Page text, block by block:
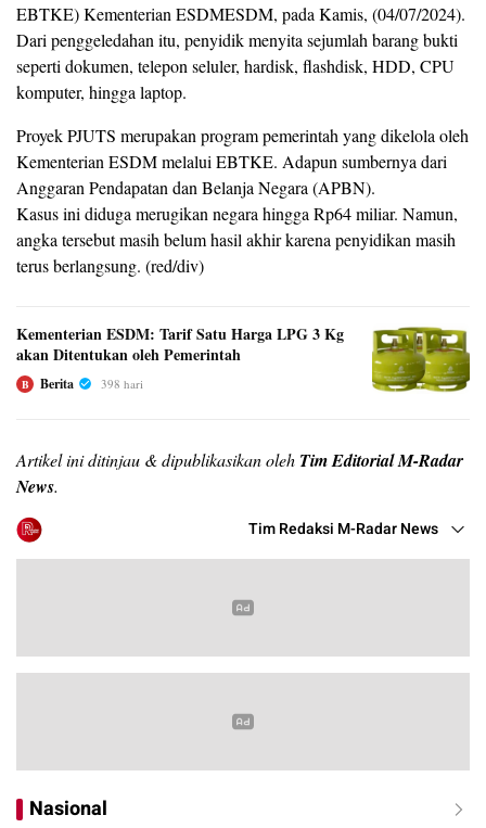
EBTKE) Kementerian ESDMESDM, pada Kamis, (04/07/2024).
Dari penggeledahan itu, penyidik menyita sejumlah barang bukti
seperti dokumen, telepon seluler, hardisk, flashdisk, HDD, CPU
komputer, hingga laptop.
Proyek PJUTS merupakan program pemerintah yang dikelola oleh
Kementerian ESDM melalui EBTKE. Adapun sumbernya dari
Anggaran Pendapatan dan Belanja Negara (APBN).
Kasus ini diduga merugikan negara hingga Rp64 miliar. Namun,
angka tersebut masih belum hasil akhir karena penyidikan masih
terus berlangsung. (red/div)
Kementerian ESDM: Tarif Satu Harga LPG 3 Kg
akan Ditentukan oleh Pemerintah
B Berita 398 hari
Artikel ini ditinjau & dipublikasikan oleh Tim Editorial M-Radar
News.
Tim Redaksi M-Radar News
Nasional